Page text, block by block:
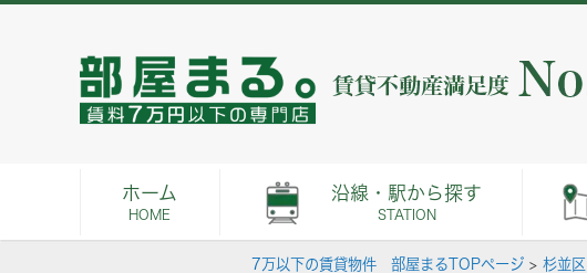
ホーム
HOME
沿線・駅から探す
STATION
7万以下の賃貸物件 部屋まるTOPページ > 杉並